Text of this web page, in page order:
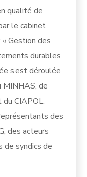
qualité de
le cabinet
Gestion des
durables
s’est déroulée
MINHAS, de
du CIAPOL.
des
des acteurs
de syndics de